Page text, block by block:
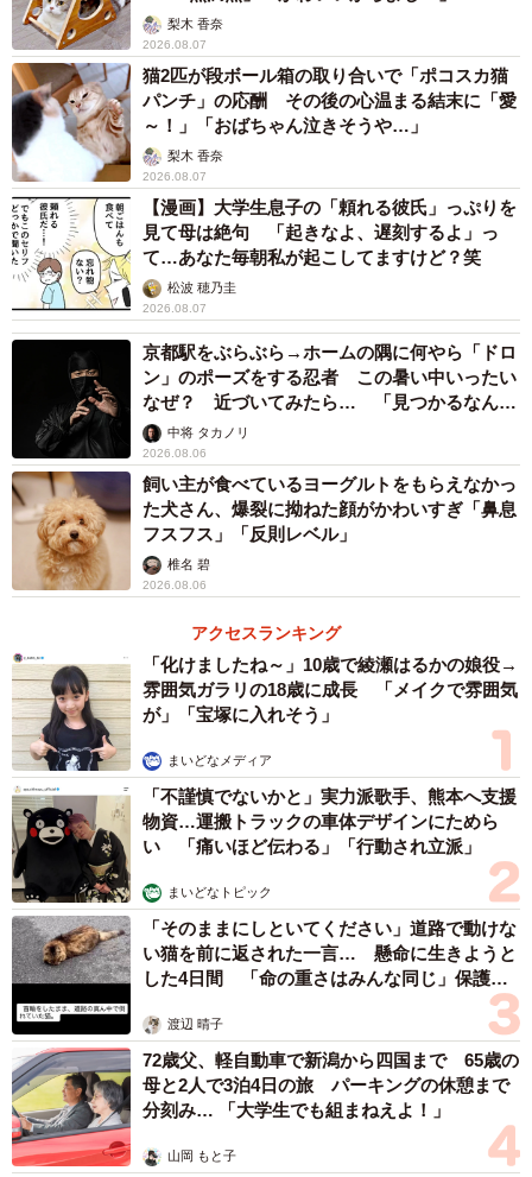
梨木 香奈
2026.08.07
猫2匹が段ボール箱の取り合いで「ポコスカ猫
パンチ」の応酬 その後の心温まる結末に「愛
～！」「おばちゃん泣きそうや…」
梨木 香奈
2026.08.07
【漫画】大学生息子の「頼れる彼氏」っぷりを
見て母は絶句 「起きなよ、遅刻するよ」っ
て…あなた毎朝私が起こしてますけど？笑
松波 穂乃圭
2026.08.07
京都駅をぶらぶら→ホームの隅に何やら「ドロ
ン」のポーズをする忍者 この暑い中いったい
なぜ？ 近づいてみたら… 「見つかるなんて
未熟」中将 タカノリ
2026.08.06
飼い主が食べているヨーグルトをもらえなかっ
た犬さん、爆裂に拗ねた顔がかわいすぎ「鼻息
フスフス」「反則レベル」
椎名 碧
2026.08.06
アクセスランキング
「化けましたね～」10歳で綾瀬はるかの娘役→
雰囲気ガラリの18歳に成長 「メイクで雰囲気
が」「宝塚に入れそう」
まいどなメディア
「不謹慎でないかと」実力派歌手、熊本へ支援
物資…運搬トラックの車体デザインにためら
い 「痛いほど伝わる」「行動され立派」
まいどなトピック
「そのままにしといてください」道路で動けな
い猫を前に返された一言… 懸命に生きようと
した4日間 「命の重さはみんな同じ」保護団
渡辺 晴子
72歳父、軽自動車で新潟から四国まで 65歳の
母と2人で3泊4日の旅 パーキングの休憩まで
分刻み… 「大学生でも組まねえよ！」
山岡 もと子